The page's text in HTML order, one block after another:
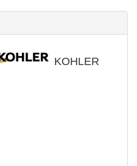
KOHLER